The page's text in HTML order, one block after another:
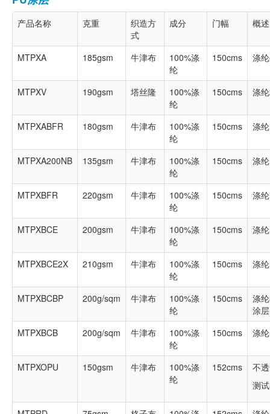
产品名称 克重
织造方
式
成分 门幅 概述
MTPXA 185gsm 牛津布
100%涤
纶
150cms 涤
MTPXV 190gsm 塔丝隆
100%涤
纶
150cms 涤
MTPXABFR 180gsm 牛津布
100%涤
纶
150cms 涤
MTPXA200NB 135gsm 牛津布
100%涤
纶
150cms 涤
MTPXBFR 220gsm 牛津布
100%涤
纶
150cms 涤
MTPXBCE 200gsm 牛津布
100%涤
纶
150cms 涤
MTPXBCE2X 210gsm 牛津布
100%涤
纶
150cms 涤
MTPXBCBP 200g/sqm 牛津布
100%涤
纶
150cms
涤
涂层
MTPXBCB
200g/sqm 牛津布
100%涤
纶
150cms 涤
MTPXOPU 150gsm 牛津布
100%涤
纶
152cms
不
测